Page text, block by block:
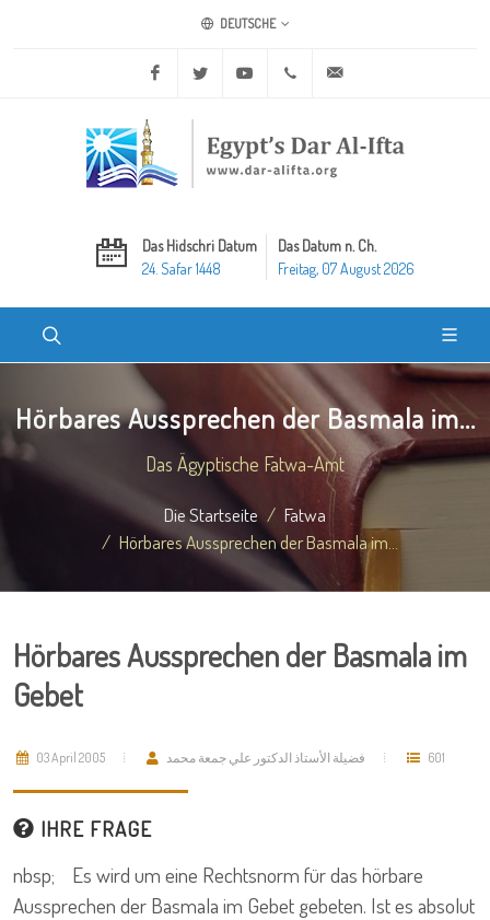
DEUTSCHE
Facebook Twitter Youtube +20 2 25970400
Das Hidschri Datum
24. Safar 1448
Das Datum n. Ch.
Freitag, 07 August 2026
Hörbares Aussprechen der Basmala im...
Das Ägyptische Fatwa-Amt
Die Startseite
Fatwa
Hörbares Aussprechen der Basmala im...
Hörbares Aussprechen der Basmala im
Gebet
03 April 2005 فضيلة الأستاذ الدكتور علي جمعة محمد 601
IHRE FRAGE
nbsp; Es wird um eine Rechtsnorm für das hörbare
Aussprechen der Basmala im Gebet gebeten. Ist es absolut